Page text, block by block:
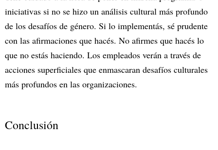
iniciativas si no se hizo un análisis cultural más profundo
de los desafíos de género. Si lo implementás, sé prudente
con las afirmaciones que hacés. No afirmes que hacés lo
que no estás haciendo. Los empleados verán a través de
acciones superficiales que enmascaran desafíos culturales
más profundos en las organizaciones.
Conclusión